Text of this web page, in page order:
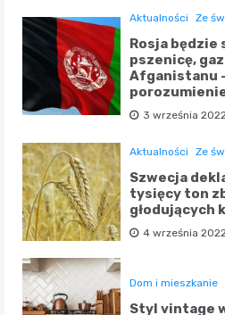
Aktualności Ze
Rosja będzie
pszenicę,
Afganistanu
3 września
Aktualności Ze
Szwecja
tysięcy ton
głodujących
4 września
Dom i mieszkanie
Styl vintage